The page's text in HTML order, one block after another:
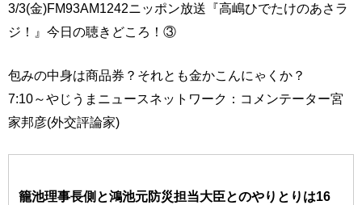
3/3(金)FM93AM1242ニッポン放送『高嶋ひでたけのあさラ
ジ！』今日の聴きどころ！③
包みの中身は商品券？それとも金かこんにゃくか？
7:10～やじうまニュースネットワーク：コメンテーター宮
家邦彦(外交評論家)
籠池理事長側と鴻池元防災担当大臣とのやりとりは16